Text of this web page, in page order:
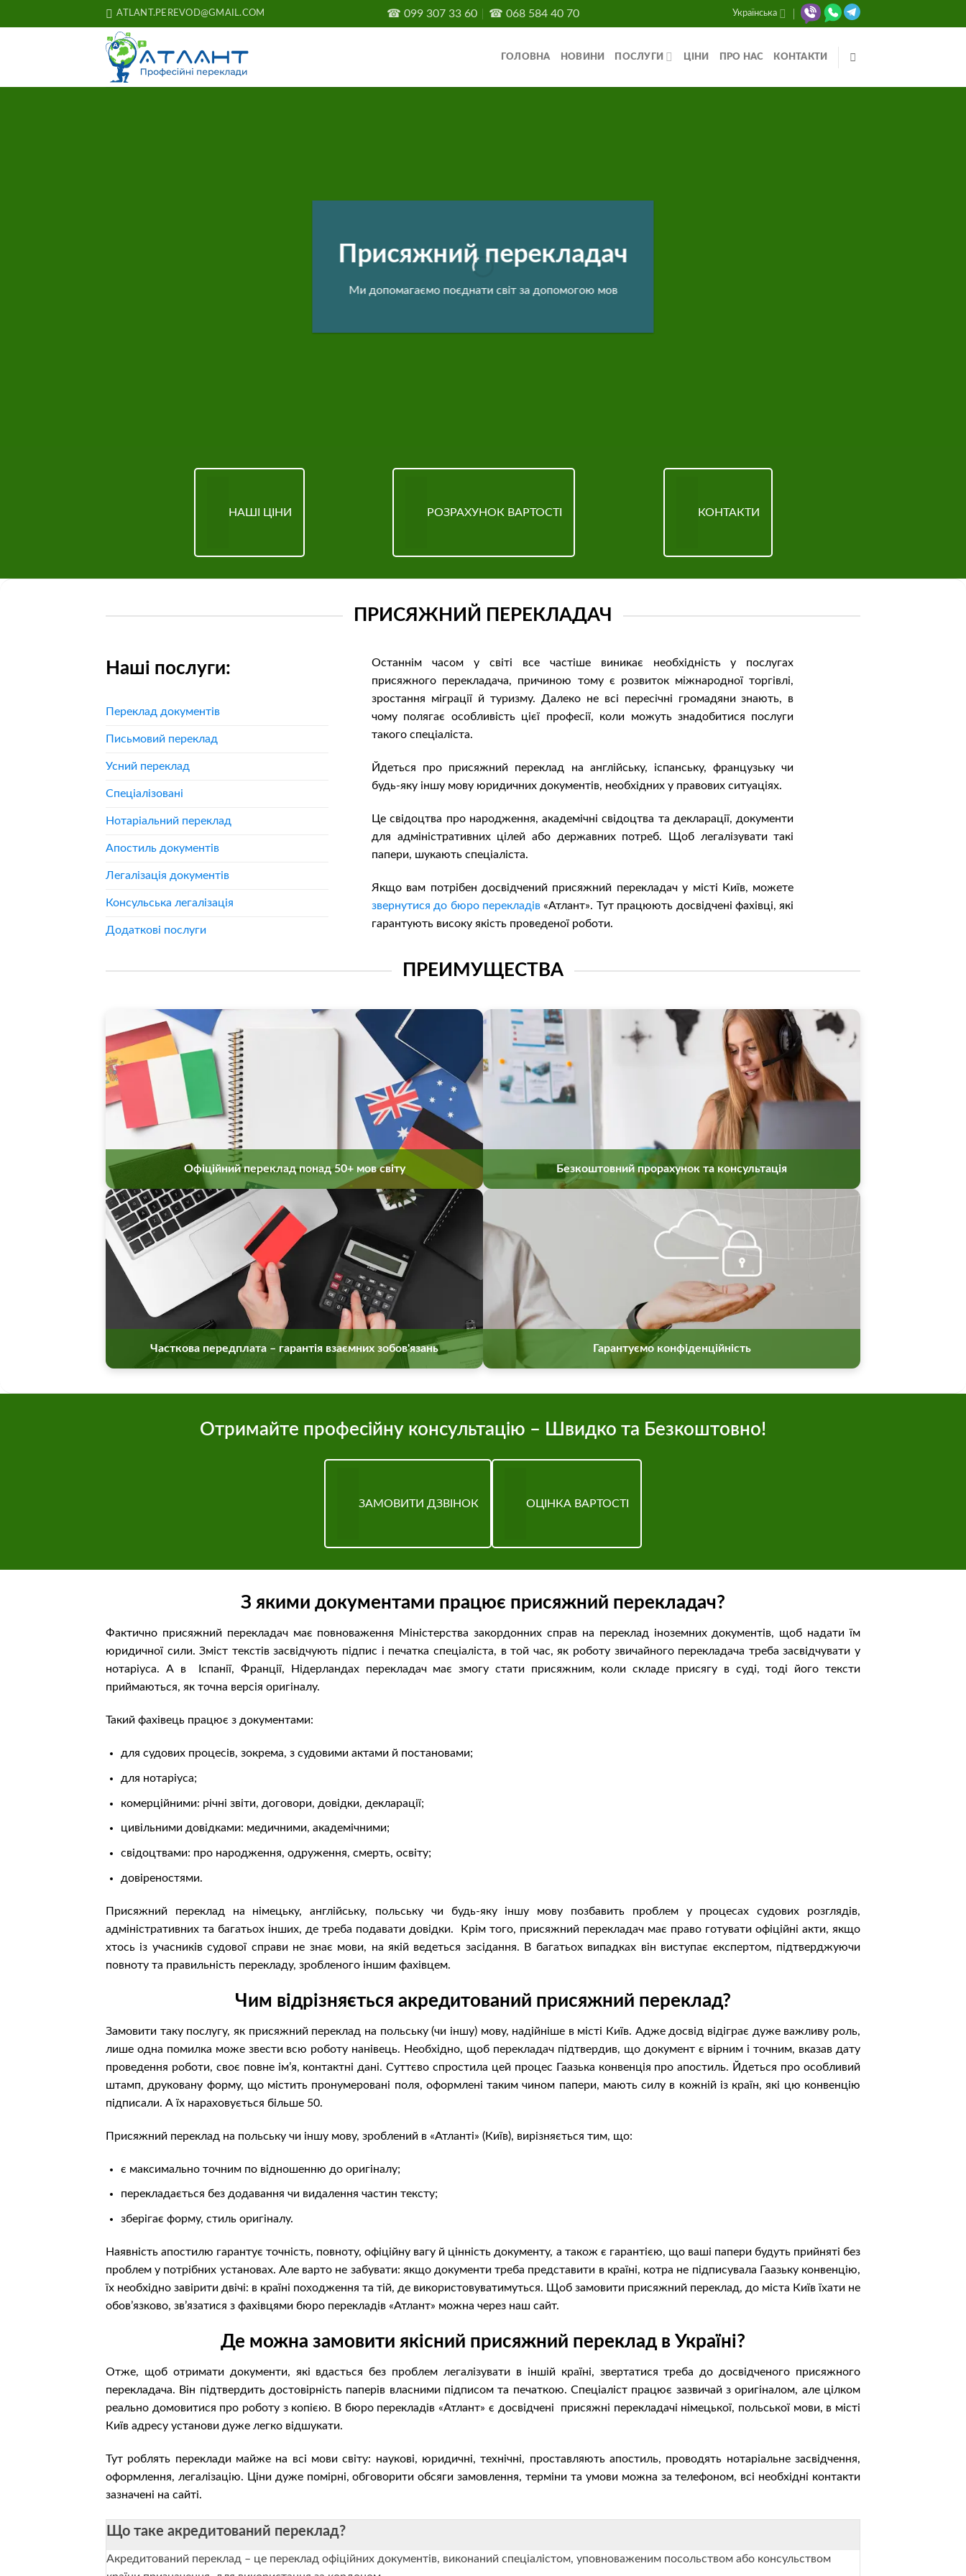
to
ATLANT.PEREVOD@GMAIL.COM ☎ 099 307 33 60 ☎068 584 40 70 Українська
ГОЛОВНА НОВИНИ ПОСЛУГИ ЦІНИ ПРО НАС КОНТАКТИ
Присяжний перекладач
Ми допомагаємо поєднати світ за допомогою мов
НАШІ ЦІНИ РОЗРАХУНОК ВАРТОСТІ КОНТАКТИ
ПРИСЯЖНИЙ ПЕРЕКЛАДАЧ
Наші послуги:
Переклад документів
Письмовий переклад
Усний переклад
Спеціалізовані
Нотаріальний переклад
Апостиль документів
Легалізація документів
Консульська легалізація
Додаткові послуги
Останнім часом у світі все частіше виникає необхідність у послугах
присяжного перекладача, причиною тому є розвиток міжнародної торгівлі,
зростання міграції й туризму. Далеко не всі пересічні громадяни знають, в
чому полягає особливість цієї професії, коли можуть знадобитися послуги
такого спеціаліста.
Йдеться про присяжний переклад на англійську, іспанську, французьку чи
будь-яку іншу мову юридичних документів, необхідних у правових ситуаціях.
Це свідоцтва про народження, академічні свідоцтва та декларації, документи
для адміністративних цілей або державних потреб. Щоб легалізувати такі
папери, шукають спеціаліста.
Якщо вам потрібен досвідчений присяжний перекладач у місті Київ, можете
звернутися до бюро перекладів «Атлант». Тут працюють досвідчені фахівці, які
гарантують високу якість проведеної роботи.
ПРЕИМУЩЕСТВА
Офіційний переклад понад 50+ мов світу Безкоштовний прорахунок та консультація
Часткова передплата – гарантія взаємних зобов'язань Гарантуємо конфіденційність
Отримайте професійну консультацію – Швидко та Безкоштовно!
ЗАМОВИТИ ДЗВІНОК ОЦІНКА ВАРТОСТІ
З якими документами працює присяжний перекладач?
Фактично присяжний перекладач має повноваження Міністерства закордонних справ на переклад іноземних документів, щоб надати їм
юридичної сили. Зміст текстів засвідчують підпис і печатка спеціаліста, в той час, як роботу звичайного перекладача треба засвідчувати у
нотаріуса. А в Іспанії, Франції, Нідерландах перекладач має змогу стати присяжним, коли складе присягу в суді, тоді його тексти
приймаються, як точна версія оригіналу.
Такий фахівець працює з документами:
для судових процесів, зокрема, з судовими актами й постановами;
для нотаріуса;
комерційними: річні звіти, договори, довідки, декларації;
цивільними довідками: медичними, академічними;
свідоцтвами: про народження, одруження, смерть, освіту;
довіреностями.
Присяжний переклад на німецьку, англійську, польську чи будь-яку іншу мову позбавить проблем у процесах судових розглядів,
адміністративних та багатьох інших, де треба подавати довідки. Крім того, присяжний перекладач має право готувати офіційні акти, якщо
хтось із учасників судової справи не знає мови, на якій ведеться засідання. В багатьох випадках він виступає експертом, підтверджуючи
повноту та правильність перекладу, зробленого іншим фахівцем.
Чим відрізняється акредитований присяжний переклад?
Замовити таку послугу, як присяжний переклад на польську (чи іншу) мову, надійніше в місті Київ. Адже досвід відіграє дуже важливу роль,
лише одна помилка може звести всю роботу нанівець. Необхідно, щоб перекладач підтвердив, що документ є вірним і точним, вказав дату
проведення роботи, своє повне ім’я, контактні дані. Суттєво спростила цей процес Гаазька конвенція про апостиль. Йдеться про особливий
штамп, друковану форму, що містить пронумеровані поля, оформлені таким чином папери, мають силу в кожній із країн, які цю конвенцію
підписали. А їх нараховується більше 50.
Присяжний переклад на польську чи іншу мову, зроблений в «Атланті» (Київ), вирізняється тим, що:
є максимально точним по відношенню до оригіналу;
перекладається без додавання чи видалення частин тексту;
зберігає форму, стиль оригіналу.
Наявність апостилю гарантує точність, повноту, офіційну вагу й цінність документу, а також є гарантією, що ваші папери будуть прийняті без
проблем у потрібних установах. Але варто не забувати: якщо документи треба представити в країні, котра не підписувала Гаазьку конвенцію,
їх необхідно завірити двічі: в країні походження та тій, де використовуватимуться. Щоб замовити присяжний переклад, до міста Київ їхати не
обов’язково, зв’язатися з фахівцями бюро перекладів «Атлант» можна через наш сайт.
Де можна замовити якісний присяжний переклад в Україні?
Отже, щоб отримати документи, які вдасться без проблем легалізувати в іншій країні, звертатися треба до досвідченого присяжного
перекладача. Він підтвердить достовірність паперів власними підписом та печаткою. Спеціаліст працює зазвичай з оригіналом, але цілком
реально домовитися про роботу з копією. В бюро перекладів «Атлант» є досвідчені присяжні перекладачі німецької, польської мови, в місті
Київ адресу установи дуже легко відшукати.
Тут роблять переклади майже на всі мови світу: наукові, юридичні, технічні, проставляють апостиль, проводять нотаріальне засвідчення,
оформлення, легалізацію. Ціни дуже помірні, обговорити обсяги замовлення, терміни та умови можна за телефоном, всі необхідні контакти
зазначені на сайті.
Що таке акредитований переклад?
Акредитований переклад – це переклад офіційних документів, виконаний спеціалістом, уповноваженим посольством або консульством